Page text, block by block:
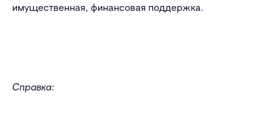
имущественная, финансовая поддержка.
Cправка: